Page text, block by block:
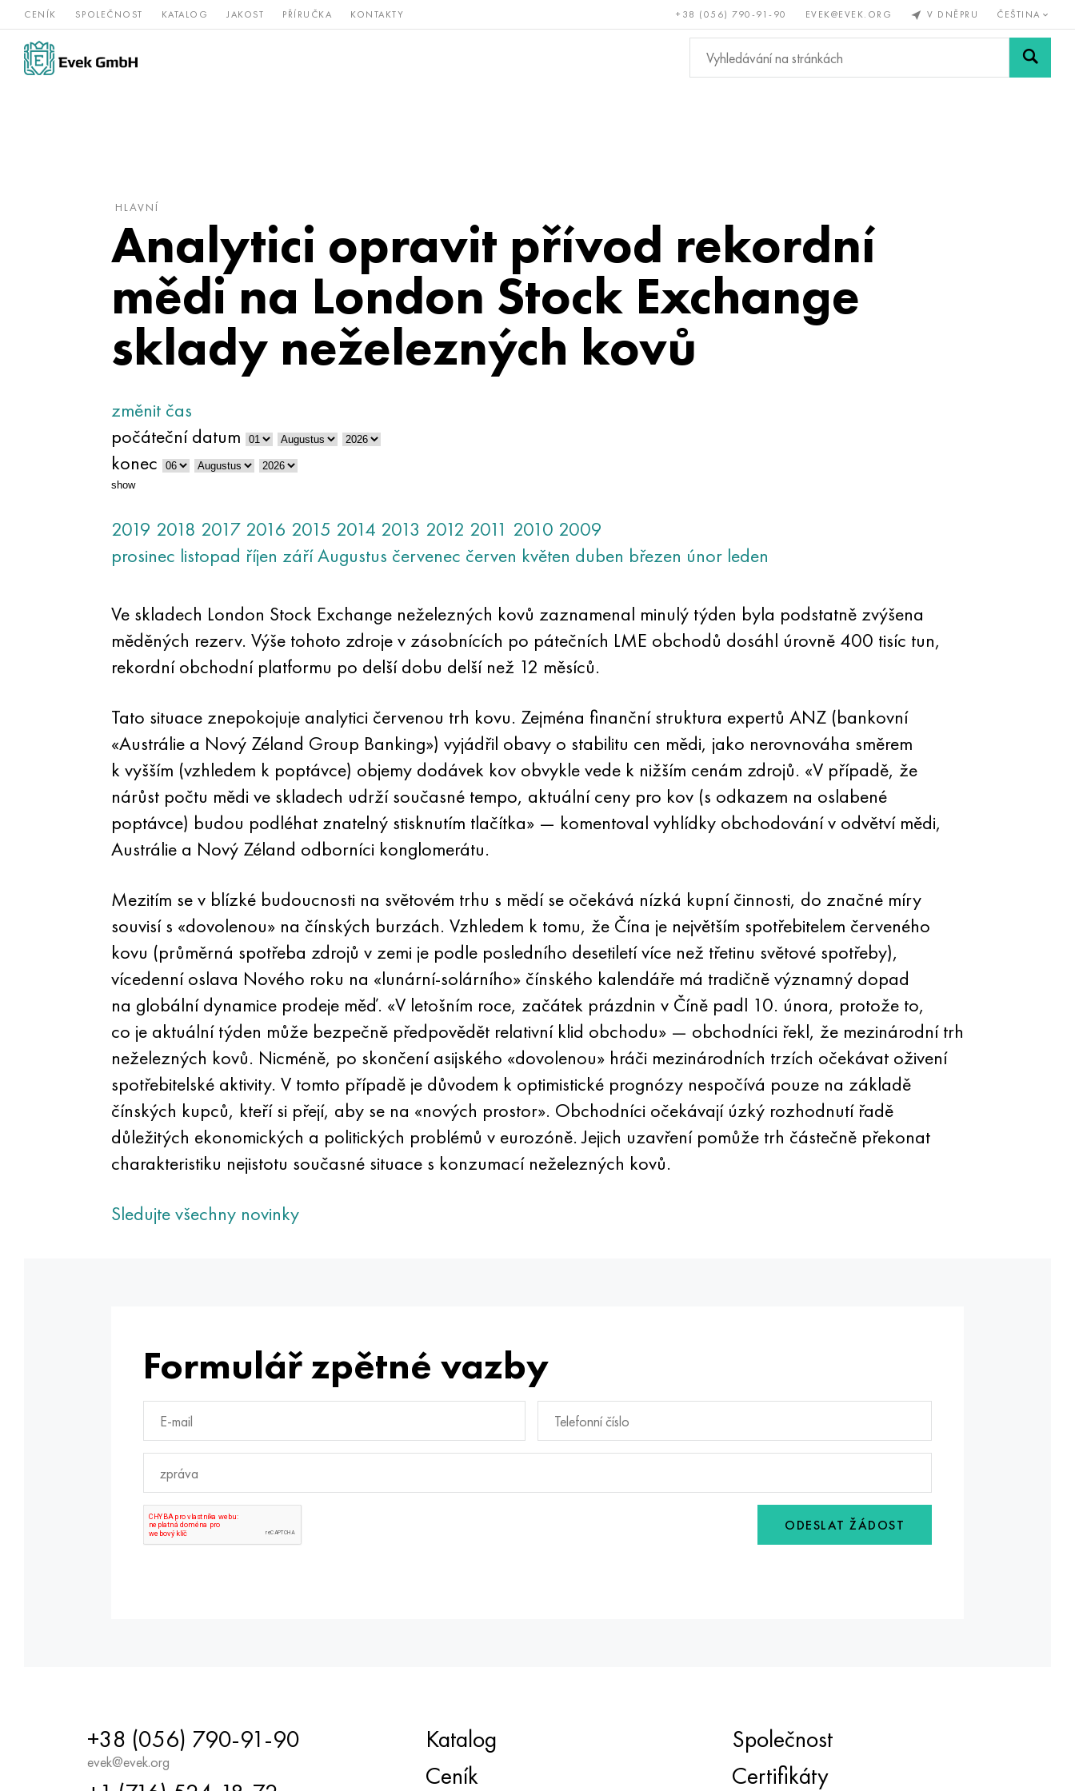
CENÍK SPOLEČNOST KATALOG JAKOST PŘÍRUČKA KONTAKTY +38 (056) 790-91-90 EVEK@EVEK.ORG V DNĚPRU ČEŠTINA
Slitiny
niklu
nerezová Vzácné a Bronz, měď, Neželezné
kovy
Legovaná Sítě a
HLAVNÍ
Analytici opravit přívod rekordní
mědi na London Stock Exchange
sklady neželezných kovů
změnit čas
počáteční datum
konec
show
2019 2018 2017 2016 2015 2014 2013 2012 2011 2010 2009
prosinec listopad říjen záříAugustus červenec červen květen duben březen únor leden
Ve skladech London Stock Exchange neželezných kovů zaznamenal minulý týden byla podstatně zvýšena
měděných rezerv. Výše tohoto zdroje v zásobnících po pátečních LME obchodů dosáhl úrovně 400 tisíc tun,
rekordní obchodní platformu po delší dobu delší než 12 měsíců.
Tato situace znepokojuje analytici červenou trh kovu. Zejména finanční struktura expertů ANZ (bankovní
«Austrálie a Nový Zéland Group Banking») vyjádřil obavy o stabilitu cen mědi, jako nerovnováha směrem
k vyšším (vzhledem k poptávce) objemy dodávek kov obvykle vede k nižším cenám zdrojů. «V případě, že
nárůst počtu mědi ve skladech udrží současné tempo, aktuální ceny pro kov (s odkazem na oslabené
poptávce) budou podléhat znatelný stisknutím tlačítka» — komentoval vyhlídky obchodování v odvětví mědi,
Austrálie a Nový Zéland odborníci konglomerátu.
Mezitím se v blízké budoucnosti na světovém trhu s mědí se očekává nízká kupní činnosti, do značné míry
souvisí s «dovolenou» na čínských burzách. Vzhledem k tomu, že Čína je největším spotřebitelem červeného
kovu (průměrná spotřeba zdrojů v zemi je podle posledního desetiletí více než třetinu světové spotřeby),
vícedenní oslava Nového roku na «lunární-solárního» čínského kalendáře má tradičně významný dopad
na globální dynamice prodeje měď. «V letošním roce, začátek prázdnin v Číně padl 10. února, protože to,
co je aktuální týden může bezpečně předpovědět relativní klid obchodu» — obchodníci řekl, že mezinárodní trh
neželezných kovů. Nicméně, po skončení asijského «dovolenou» hráči mezinárodních trzích očekávat oživení
spotřebitelské aktivity. V tomto případě je důvodem k optimistické prognózy nespočívá pouze na základě
čínských kupců, kteří si přejí, aby se na «nových prostor». Obchodníci očekávají úzký rozhodnutí řadě
důležitých ekonomických a politických problémů v eurozóně. Jejich uzavření pomůže trh částečně překonat
charakteristiku nejistotu současné situace s konzumací neželezných kovů.
Sledujte všechny novinky
Formulář zpětné vazby
ODESLAT ŽÁDOST
+38 (056) 790-91-90
evek@evek.org
Katalog
Ceník
Společnost
Certifikáty